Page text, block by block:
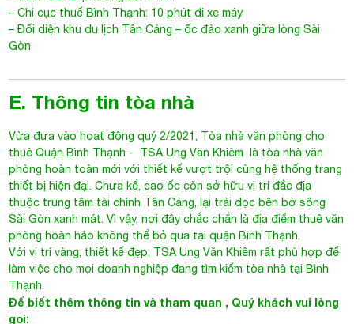
thuê Quận Bình Thạnh- TSA Ung Văn Khiêm là tòa nhà văn
phòng hoàn toàn mới với thiết kế vượt trội cùng hệ thống trang
thiết bị hiện đại. Chưa kể, cao ốc còn sở hữu vị trí đắc địa
Với vị trí vàng, thiết kế đẹp, TSA Ung Văn Khiêm rất phù hợp để
Thạnh.
Để biết thêm thông tin và tham quan, Quý khách vui lòng
gọi:
Hotline – Your Office: 0944.684.986 -Miễn phí hoàn toàn
mọi dịch vụ.
F. Bản đồ- Ung Văn Khiêm
TSA Ung Văn Khiêm
22-24 Ung Văn Khiêm, Phường 25, Quận Bình Thạnh